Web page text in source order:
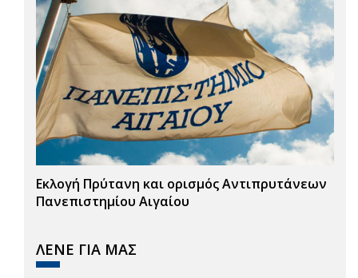
Εκλογή Πρύτανη και ορισμός Αντιπρυτάνεων
Πανεπιστημίου Αιγαίου
ΛΕΝΕ ΓΙΑ ΜΑΣ